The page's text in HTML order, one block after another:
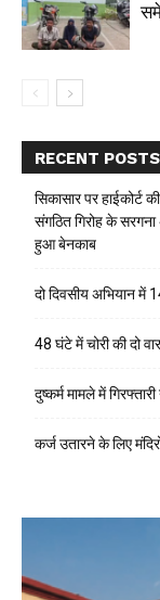
RECENT POSTS
सिकासार पर हाईकोर्ट
संगठित गिरोह के
हुआ बेनकाब
दो दिवसीय अभियान में
48 घंटे में चोरी की दो
दुष्कर्म मामले में
कर्ज उतारने के लिए